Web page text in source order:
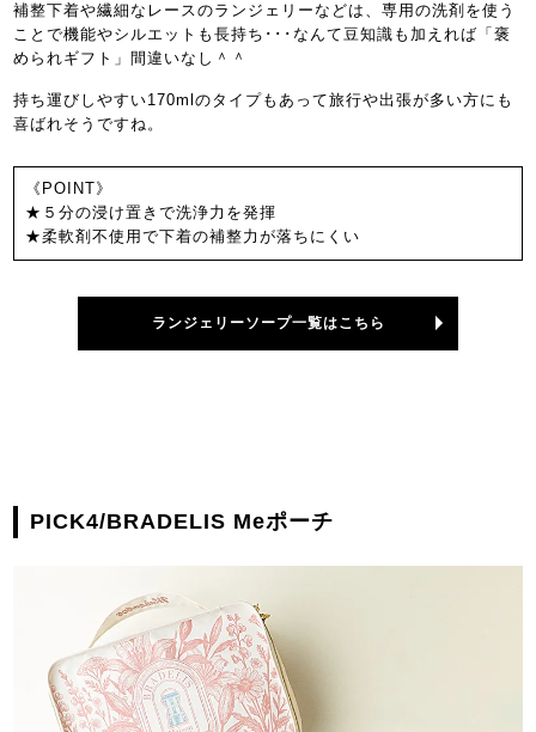
補整下着や繊細なレースのランジェリーなどは、専用の洗剤を使う
ことで機能やシルエットも長持ち･･･なんて豆知識も加えれば「褒
められギフト」間違いなし＾＾
持ち運びしやすい170mlのタイプもあって旅行や出張が多い方にも
喜ばれそうですね。
《POINT》
★５分の浸け置きで洗浄力を発揮
★柔軟剤不使用で下着の補整力が落ちにくい
ランジェリーソープ一覧はこちら
PICK4/BRADELIS Meポーチ